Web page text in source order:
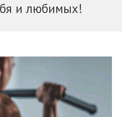
и любимых!